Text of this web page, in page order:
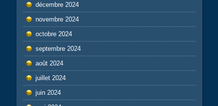
décembre 2024
novembre 2024
octobre 2024
septembre 2024
août 2024
juillet 2024
juin 2024